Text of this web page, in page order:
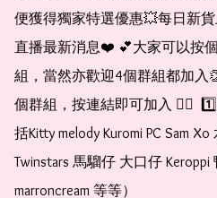
便獲得獨家特選優惠💥每日新
直播最新消息❤️ 💕大家可以按
組，當然亦歡迎4個群組都加入
個群組，按連結即可加入 👇🏻
括Kitty melody Kuromi PC Sam
Twinstars 馬騮仔 大口仔 Keroppi
marroncream 等等）